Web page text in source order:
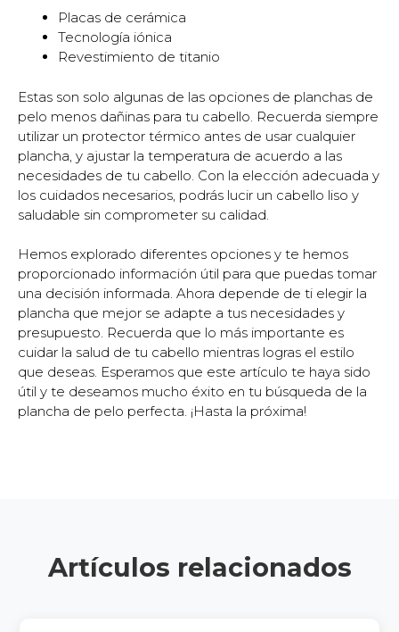
Placas de cerámica
Tecnología iónica
Revestimiento de titanio
Estas son solo algunas de las opciones de planchas de
pelo menos dañinas para tu cabello. Recuerda siempre
utilizar un protector térmico antes de usar cualquier
plancha, y ajustar la temperatura de acuerdo a las
necesidades de tu cabello. Con la elección adecuada y
los cuidados necesarios, podrás lucir un cabello liso y
saludable sin comprometer su calidad.
Hemos explorado diferentes opciones y te hemos
proporcionado información útil para que puedas tomar
una decisión informada. Ahora depende de ti elegir la
plancha que mejor se adapte a tus necesidades y
presupuesto. Recuerda que lo más importante es
cuidar la salud de tu cabello mientras logras el estilo
que deseas. Esperamos que este artículo te haya sido
útil y te deseamos mucho éxito en tu búsqueda de la
plancha de pelo perfecta. ¡Hasta la próxima!
Artículos relacionados